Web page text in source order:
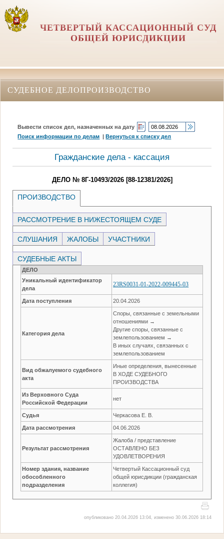
ЧЕТВЕРТЫЙ КАССАЦИОННЫЙ СУД
ОБЩЕЙ ЮРИСДИКЦИИ
СУДЕБНОЕ ДЕЛОПРОИЗВОДСТВО
Вывести список дел, назначенных на дату
Поиск информации по делам |Вернуться к списку дел
Гражданские дела - кассация
ДЕЛО № 8Г-10493/2026 [88-12381/2026]
ПРОИЗВОДСТВО
РАССМОТРЕНИЕ В НИЖЕСТОЯЩЕМ СУДЕ
СЛУШАНИЯ ЖАЛОБЫ УЧАСТНИКИ
СУДЕБНЫЕ АКТЫ
ДЕЛО
Уникальный идентификатор
дела
23RS0031-01-2022-009445-03
Дата поступления 20.04.2026
Категория дела
Споры, связанные с земельными
отношениями →
Другие споры, связанные с
землепользованием →
В иных случаях, связанных с
землепользованием
Вид обжалуемого судебного
акта
Иные определения, вынесенные
В ХОДЕ СУДЕБНОГО
ПРОИЗВОДСТВА
Из Верховного Суда
Российской Федерации
нет
Судья Черкасова Е. В.
Дата рассмотрения 04.06.2026
Результат рассмотрения
Жалоба / представление
ОСТАВЛЕНО БЕЗ
УДОВЛЕТВОРЕНИЯ
Номер здания, название
обособленного
подразделения
Четвертый Кассационный суд
общей юрисдикции (гражданская
коллегия)
опубликовано 20.04.2026 13:04, изменено 30.06.2026 18:14